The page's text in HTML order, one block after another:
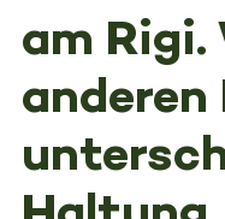
am Rigi.